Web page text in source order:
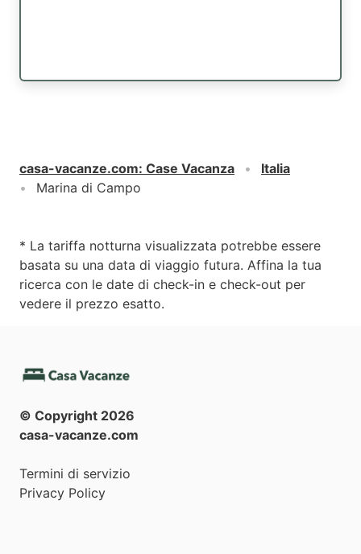
casa-vacanze.com: Case Vacanza
Italia
Marina di Campo
* La tariffa notturna visualizzata potrebbe essere
basata su una data di viaggio futura. Affina la tua
ricerca con le date di check-in e check-out per
vedere il prezzo esatto.
© Copyright 2026
casa-vacanze.com
Termini di servizio
Privacy Policy